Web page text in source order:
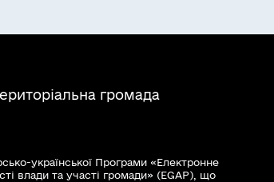
громада
української Програми «Електронне
влади та участі громади» (EGAP), що